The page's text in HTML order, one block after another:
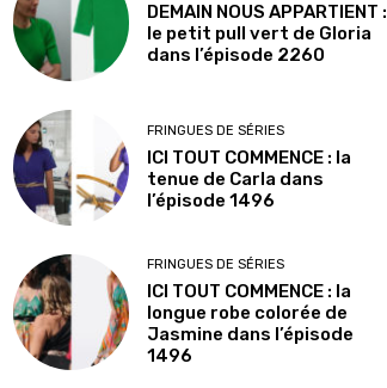
DEMAIN NOUS APPARTIENT :
le petit pull vert de Gloria
dans l’épisode 2260
FRINGUES DE SÉRIES
ICI TOUT COMMENCE : la
tenue de Carla dans
l’épisode 1496
FRINGUES DE SÉRIES
ICI TOUT COMMENCE : la
longue robe colorée de
Jasmine dans l’épisode
1496